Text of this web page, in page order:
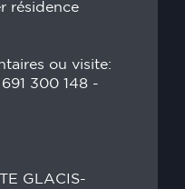
résidence
ou visite:
300 148 -
GLACIS-